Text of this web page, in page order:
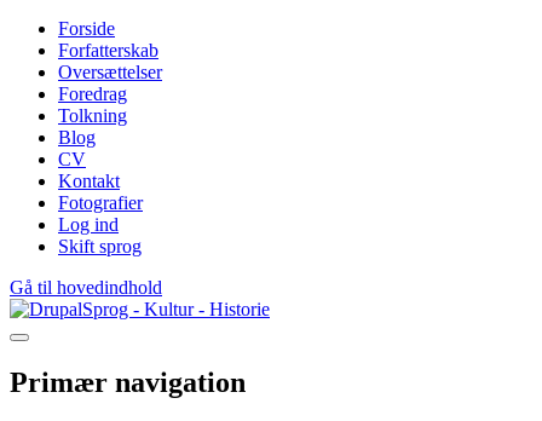
Forside
Forfatterskab
Oversættelser
Foredrag
Tolkning
Blog
CV
Kontakt
Fotografier
Log ind
Skift sprog
Gå til hovedindhold
Sprog - Kultur - Historie
Primær navigation